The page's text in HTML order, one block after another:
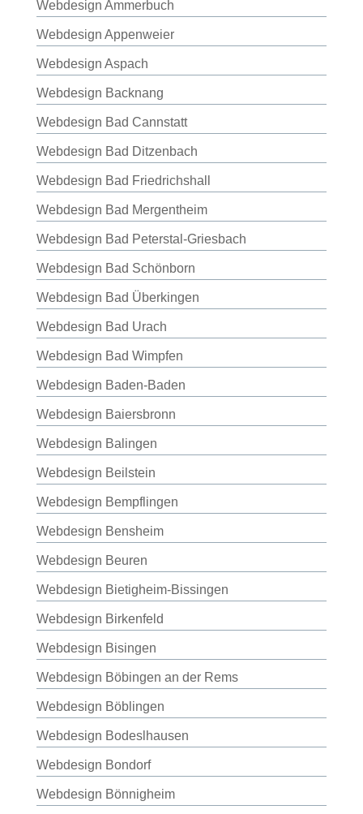
Webdesign Ammerbuch
Webdesign Appenweier
Webdesign Aspach
Webdesign Backnang
Webdesign Bad Cannstatt
Webdesign Bad Ditzenbach
Webdesign Bad Friedrichshall
Webdesign Bad Mergentheim
Webdesign Bad Peterstal-Griesbach
Webdesign Bad Schönborn
Webdesign Bad Überkingen
Webdesign Bad Urach
Webdesign Bad Wimpfen
Webdesign Baden-Baden
Webdesign Baiersbronn
Webdesign Balingen
Webdesign Beilstein
Webdesign Bempflingen
Webdesign Bensheim
Webdesign Beuren
Webdesign Bietigheim-Bissingen
Webdesign Birkenfeld
Webdesign Bisingen
Webdesign Böbingen an der Rems
Webdesign Böblingen
Webdesign Bodeslhausen
Webdesign Bondorf
Webdesign Bönnigheim